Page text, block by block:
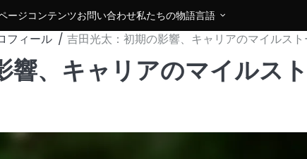
ージコンテンツお問い合わせ私たちの物語言語
フィール 吉田光太：初期の影響、キャリアのマイルス
響、キャリアのマイルス